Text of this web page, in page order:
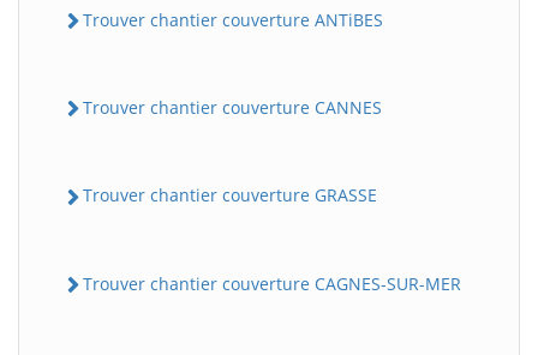
Trouver chantier couverture ANTiBES
Trouver chantier couverture CANNES
Trouver chantier couverture GRASSE
Trouver chantier couverture CAGNES-SUR-MER